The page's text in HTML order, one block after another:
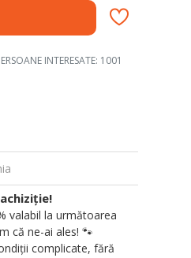
INTERESATE: 1001
valabil la următoarea
că ne-ai ales! 🐾
complicate, fără